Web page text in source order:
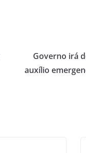
Governo irá
auxílio